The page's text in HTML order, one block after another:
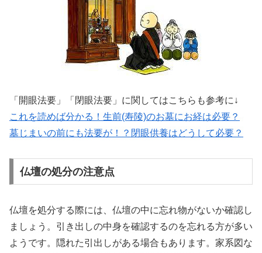
「開眼法要」「閉眼法要」に関してはこちらも参考に↓
これを読めば分かる！生前(寿陵)のお墓にお経は必要？
墓じまいの前にも法要が！？閉眼供養はどうして必要？
仏壇の処分の注意点
仏壇を処分する際には、仏壇の中に忘れ物がないか確認し
ましょう。引き出しの中身を確認するのを忘れる方が多い
ようです。隠れた引出しがある場合もあります。家系図な